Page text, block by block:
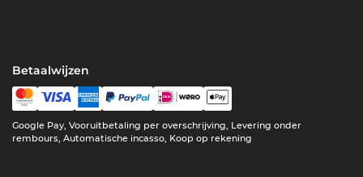
Betaalwijzen
Google Pay, Vooruitbetaling per overschrijving, Levering onder
rembours, Automatische incasso, Koop op rekening